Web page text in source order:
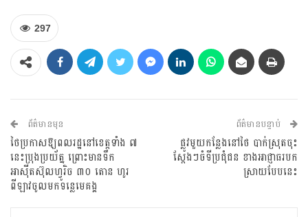
297
ព័ត៌មានមុន
ថៃប្រកាសឱ្យពលរដ្ឋនៅខេត្តទាំង ៧
នេះប្រុងប្រយ័ត្ន ព្រោះមានទឹក
អាស៊ីតស៊ុលហ្វូរិច ៣០ តោន ហូរ
ពីឡាវចូលមកទន្លេមេគង្គ
ព័ត៌មានបន្ទាប់
ផ្លូវមួយកន្លែងនៅថៃ បាក់ស្រុតចុះ
ស្តែងៗចំទីប្រជុំជន ខាងអាជ្ញាធរបក
ស្រាយបែបនេះ